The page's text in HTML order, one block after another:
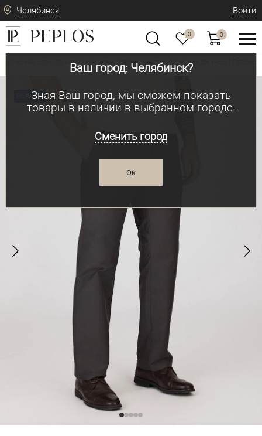
Челябинск
Ваш город: Челябинск?
Зная Ваш город, мы сможем показать
товары в наличии в выбранном городе.
Сменить город
Ок
Войти
0 0
Мужская одежда: классическая и современная Мужские джинсы |
Новинка